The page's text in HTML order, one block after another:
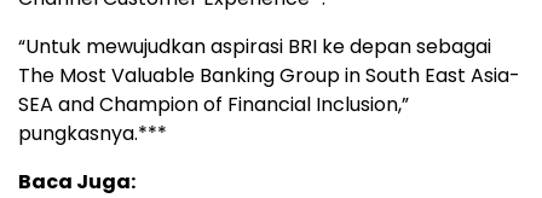
“Untuk mewujudkan aspirasi BRI ke depan sebagai
The Most Valuable Banking Group in South East Asia-
SEA and Champion of Financial Inclusion,”
pungkasnya.***
Baca Juga: